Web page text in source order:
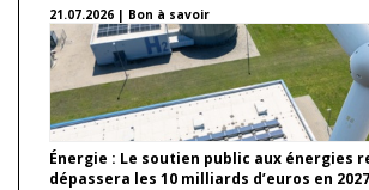
21.07.2026 | Bon à savoir
Énergie : Le soutien public aux énergies
dépassera les 10 milliards d’euros en 2027